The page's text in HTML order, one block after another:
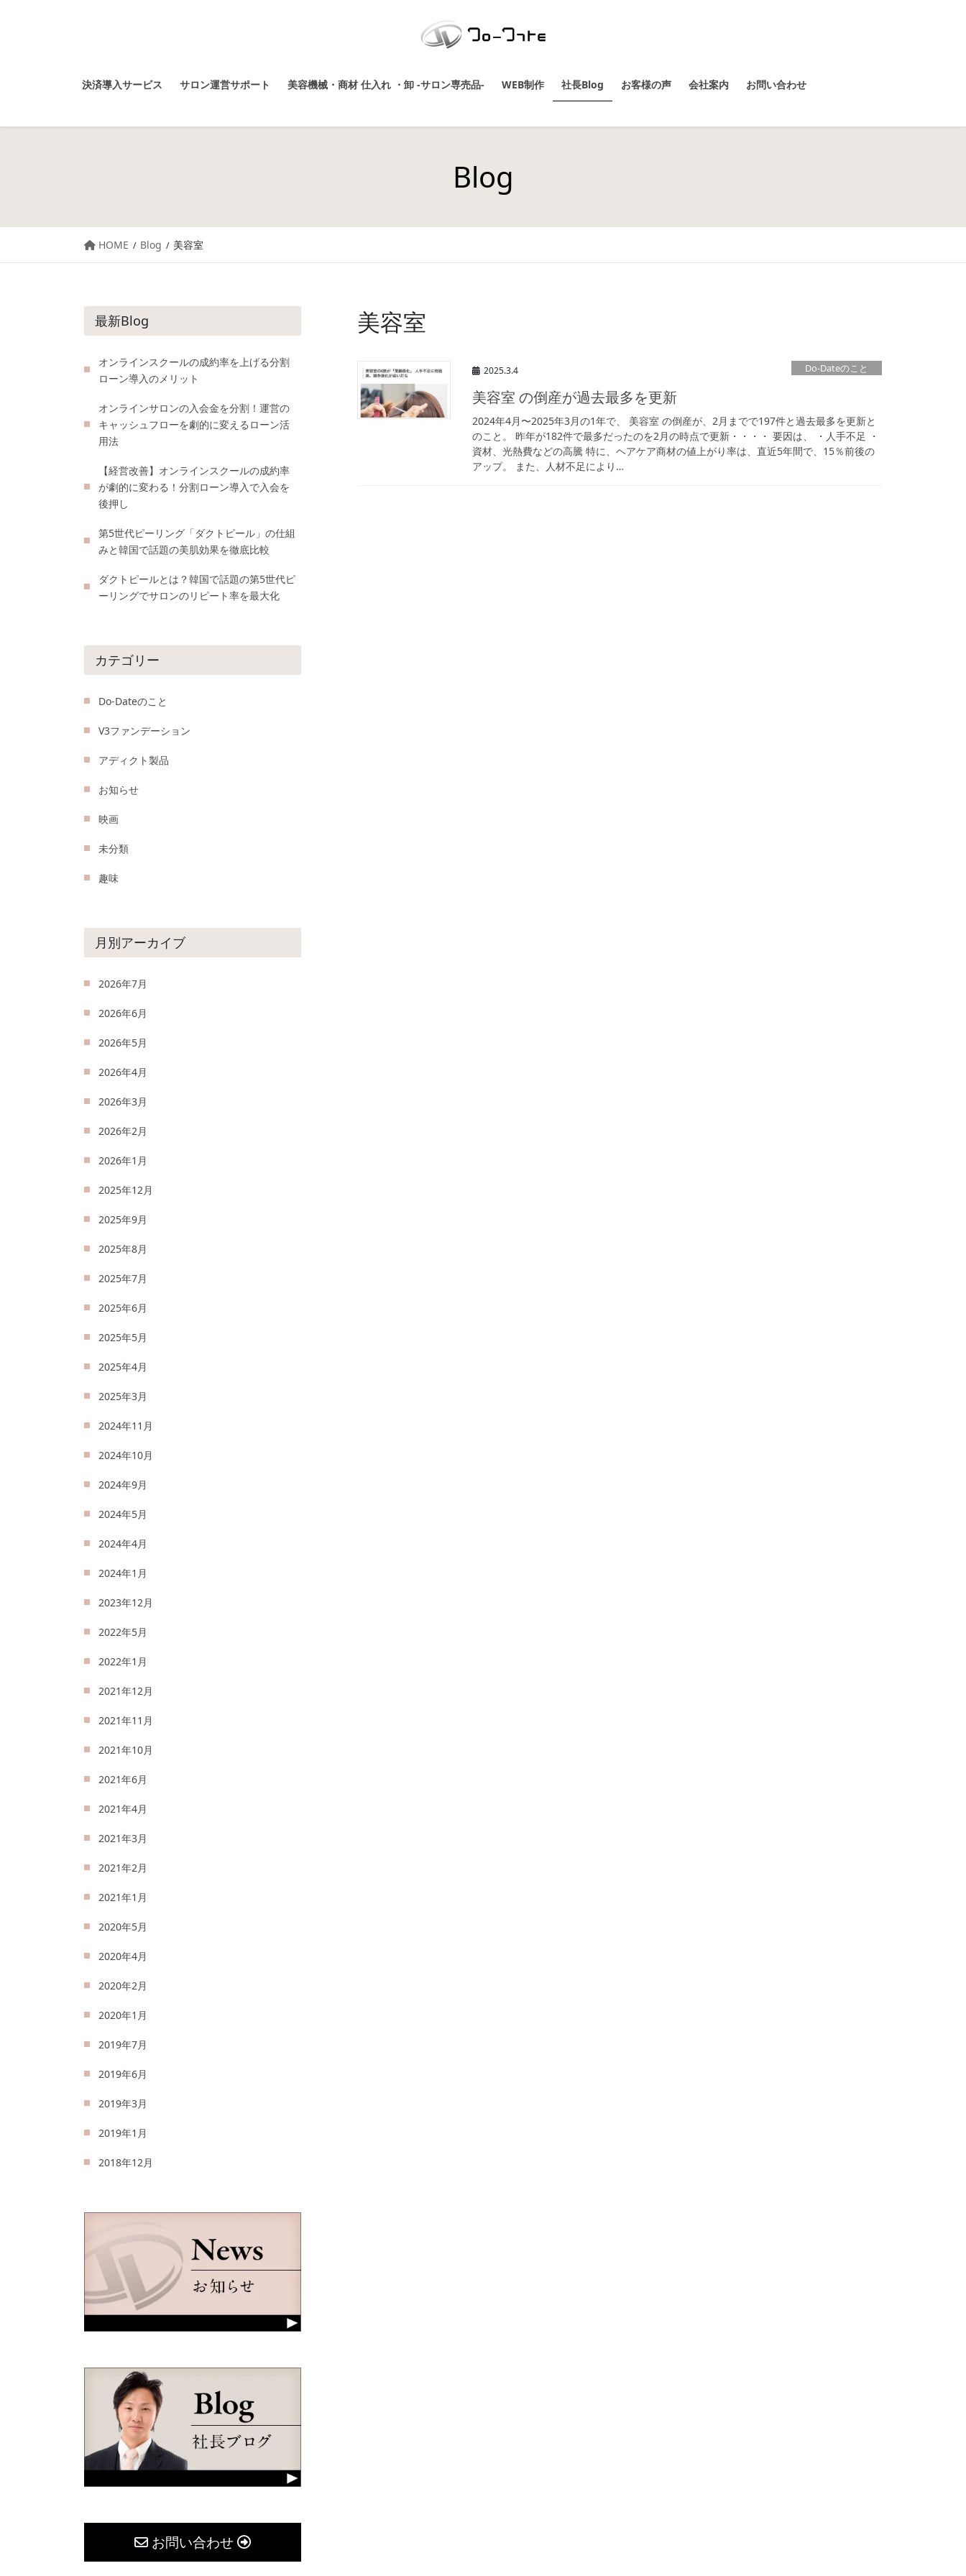
決済導入サービス サロン運営サポート 美容機械・商材 仕入れ ・卸 -サロン専売品- WEB制作 社長Blog お客様の声 会社案内 お問い合わせ
Blog
HOME Blog 美容室
美容室
2025.3.4 Do-Dateのこと
美容室 の倒産が過去最多を更新
2024年4月〜2025年3月の1年で、 美容室 の倒産が、2月までで197件と過去最多を更新と
のこと。 昨年が182件で最多だったのを2月の時点で更新・・・・ 要因は、 ・人手不足 ・
資材、光熱費などの高騰 特に、ヘアケア商材の値上がり率は、直近5年間で、15％前後の
アップ。 また、人材不足により…
最新Blog
オンラインスクールの成約率を上げる分割
ローン導入のメリット
オンラインサロンの入会金を分割！運営の
キャッシュフローを劇的に変えるローン活
用法
【経営改善】オンラインスクールの成約率
が劇的に変わる！分割ローン導入で入会を
後押し
第5世代ピーリング「ダクトピール」の仕組
みと韓国で話題の美肌効果を徹底比較
ダクトピールとは？韓国で話題の第5世代ピ
ーリングでサロンのリピート率を最大化
カテゴリー
Do-Dateのこと
V3ファンデーション
アディクト製品
お知らせ
映画
未分類
趣味
月別アーカイブ
2026年7月
2026年6月
2026年5月
2026年4月
2026年3月
2026年2月
2026年1月
2025年12月
2025年9月
2025年8月
2025年7月
2025年6月
2025年5月
2025年4月
2025年3月
2024年11月
2024年10月
2024年9月
2024年5月
2024年4月
2024年1月
2023年12月
2022年5月
2022年1月
2021年12月
2021年11月
2021年10月
2021年6月
2021年4月
2021年3月
2021年2月
2021年1月
2020年5月
2020年4月
2020年2月
2020年1月
2019年7月
2019年6月
2019年3月
2019年1月
2018年12月
お問い合わせ